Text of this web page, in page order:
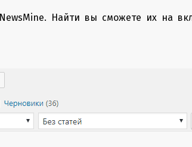
Найти вы сможете их на